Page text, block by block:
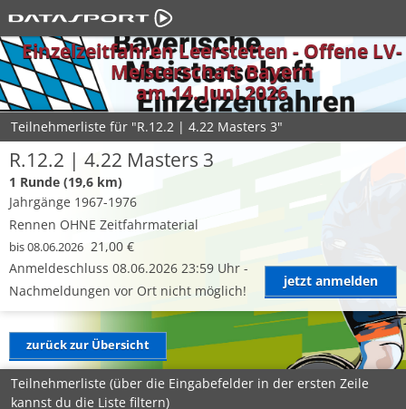
Einzelzeitfahren Leerstetten - Offene LV-
Meisterschaft Bayern
am 14. Juni 2026
Teilnehmerliste für "R.12.2 | 4.22 Masters 3"
R.12.2 | 4.22 Masters 3
1 Runde (19,6 km)
Jahrgänge 1967-1976
Rennen OHNE Zeitfahrmaterial
bis 08.06.2026 21,00 €
Anmeldeschluss 08.06.2026 23:59 Uhr -
Nachmeldungen vor Ort nicht möglich!
jetzt anmelden
zurück zur Übersicht
Teilnehmerliste (über die Eingabefelder in der ersten Zeile
kannst du die Liste filtern)